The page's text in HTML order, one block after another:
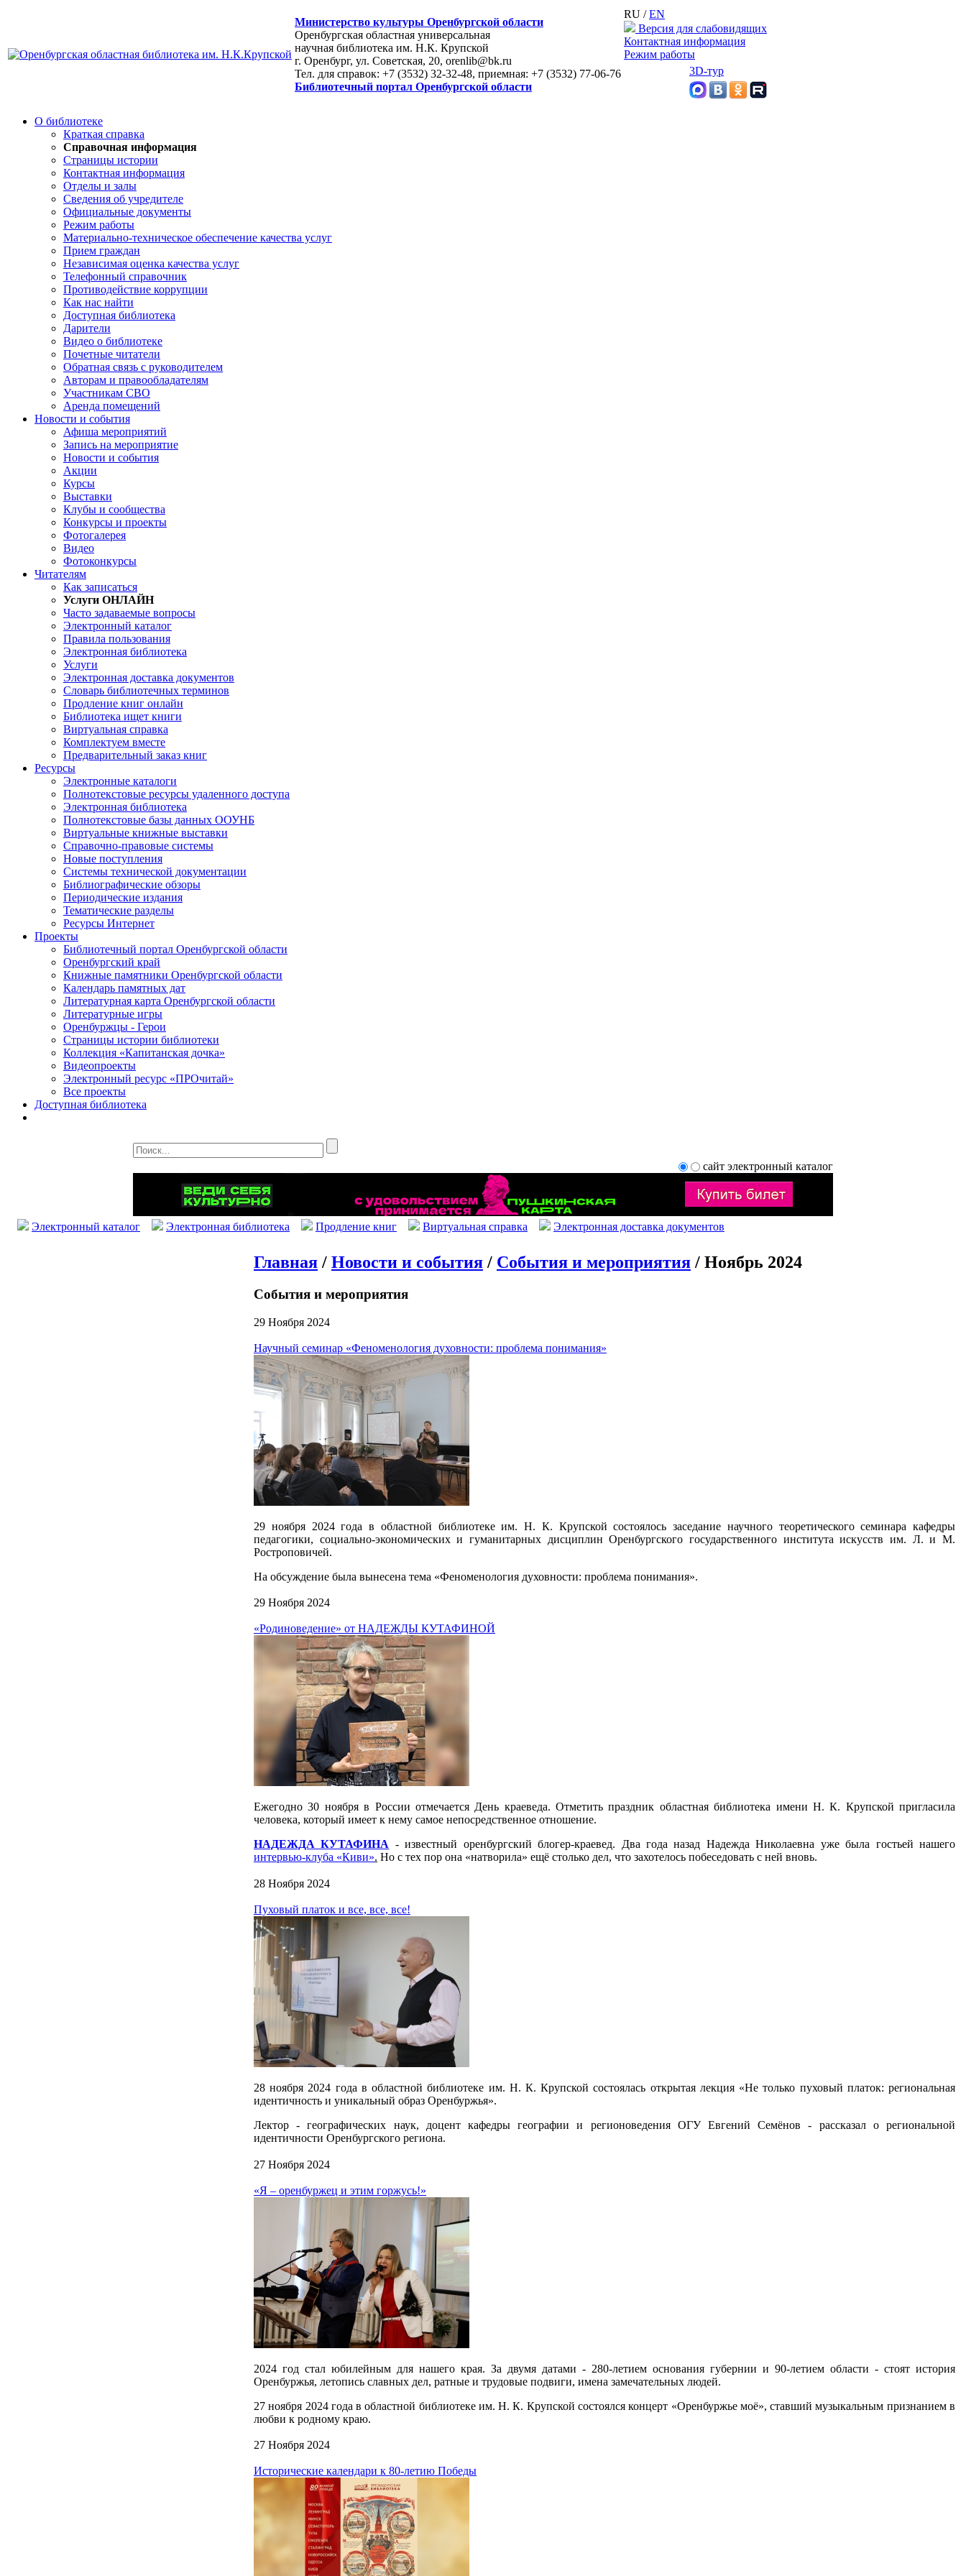
Министерство культуры Оренбургской области
Оренбургская областная универсальная
научная библиотека им. Н.К. Крупской
г. Оренбург, ул. Советская, 20, orenlib@bk.ru
Тел. для справок: +7 (3532) 32-32-48, приемная: +7 (3532) 77-06-76
Библиотечный портал Оренбургской области
RU /EN
Версия для слабовидящих
Контактная информация
Режим работы
3D-тур
О библиотеке
Краткая справка
Справочная информация
Страницы истории
Контактная информация
Отделы и залы
Сведения об учредителе
Официальные документы
Режим работы
Материально-техническое обеспечение качества услуг
Прием граждан
Независимая оценка качества услуг
Телефонный справочник
Противодействие коррупции
Как нас найти
Доступная библиотека
Дарители
Видео о библиотеке
Почетные читатели
Обратная связь с руководителем
Авторам и правообладателям
Участникам СВО
Аренда помещений
Новости и события
Афиша мероприятий
Запись на мероприятие
Новости и события
Акции
Курсы
Выставки
Клубы и сообщества
Конкурсы и проекты
Фотогалерея
Видео
Фотоконкурсы
Читателям
Как записаться
Услуги ОНЛАЙН
Часто задаваемые вопросы
Электронный каталог
Правила пользования
Электронная библиотека
Услуги
Электронная доставка документов
Словарь библиотечных терминов
Продление книг онлайн
Библиотека ищет книги
Виртуальная справка
Комплектуем вместе
Предварительный заказ книг
Ресурсы
Электронные каталоги
Полнотекстовые ресурсы удаленного доступа
Электронная библиотека
Полнотекстовые базы данных ООУНБ
Виртуальные книжные выставки
Справочно-правовые системы
Новые поступления
Cистемы технической документации
Библиографические обзоры
Периодические издания
Тематические разделы
Ресурсы Интернет
Проекты
Библиотечный портал Оренбургской области
Оренбургский край
Книжные памятники Оренбургской области
Календарь памятных дат
Литературная карта Оренбургской области
Литературные игры
Оренбуржцы - Герои
Страницы истории библиотеки
Коллекция «Капитанская дочка»
Видеопроекты
Электронный ресурс «ПРОчитай»
Все проекты
Доступная библиотека
сайт электронный каталог
Электронный каталог Электронная библиотека Продление книг Виртуальная справка Электронная доставка документов
Главная / Новости и события / События и мероприятия / Ноябрь 2024
События и мероприятия
29 Ноября 2024
Научный семинар «Феноменология духовности: проблема понимания»
29 ноября 2024 года в областной библиотеке им. Н. К. Крупской состоялось заседание научного теоретического семинара кафедры
педагогики, социально-экономических и гуманитарных дисциплин Оренбургского государственного института искусств им. Л. и М.
Ростроповичей.
На обсуждение была вынесена тема «Феноменология духовности: проблема понимания».
29 Ноября 2024
«Родиноведение» от НАДЕЖДЫ КУТАФИНОЙ
Ежегодно 30 ноября в России отмечается День краеведа. Отметить праздник областная библиотека имени Н. К. Крупской пригласила
человека, который имеет к нему самое непосредственное отношение.
НАДЕЖДА КУТАФИНА - известный оренбургский блогер-краевед. Два года назад Надежда Николаевна уже была гостьей нашего
интервью-клуба «Киви». Но с тех пор она «натворила» ещё столько дел, что захотелось побеседовать с ней вновь.
28 Ноября 2024
Пуховый платок и все, все, все!
28 ноября 2024 года в областной библиотеке им. Н. К. Крупской состоялась открытая лекция «Не только пуховый платок: региональная
идентичность и уникальный образ Оренбуржья».
Лектор - географических наук, доцент кафедры географии и регионоведения ОГУ Евгений Семёнов - рассказал о региональной
идентичности Оренбургского региона.
27 Ноября 2024
«Я – оренбуржец и этим горжусь!»
2024 год стал юбилейным для нашего края. За двумя датами - 280-летием основания губернии и 90-летием области - стоят история
Оренбуржья, летопись славных дел, ратные и трудовые подвиги, имена замечательных людей.
27 ноября 2024 года в областной библиотеке им. Н. К. Крупской состоялся концерт «Оренбуржье моё», ставший музыкальным признанием в
любви к родному краю.
27 Ноября 2024
Исторические календари к 80-летию Победы